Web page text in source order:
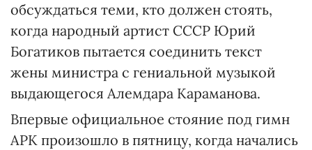
обсуждаться теми, кто должен стоять,
когда народный артист СССР Юрий
Богатиков пытается соединить текст
жены министра с гениальной музыкой
выдающегося Алемдара Караманова.
Впервые официальное стояние под гимн
АРК произошло в пятницу, когда начались